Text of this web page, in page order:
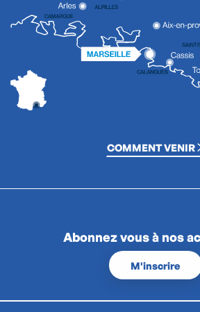
COMMENT VENIR
Abonnez vous à nos
M'inscrire